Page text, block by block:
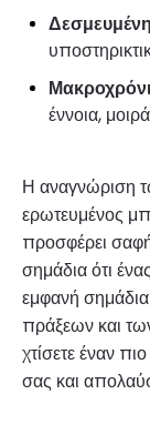
έννοια,
Η αναγνώριση
ερωτευμένος
προσφέρει
σημάδια ότι
εμφανή
πράξεων και
χτίσετε έναν
σας και